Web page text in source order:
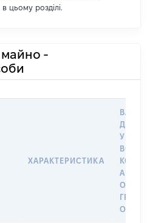
цьому розділі.
майно -
ХАРАКТЕРИСТИКА
ДАТУ
У
АБО